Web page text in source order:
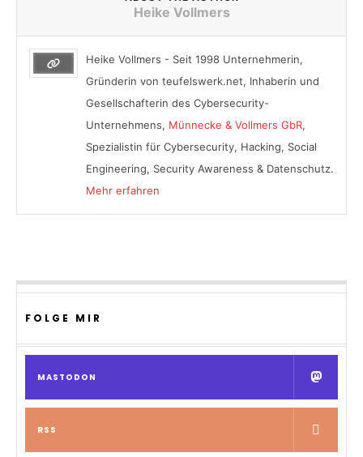
Heike Vollmers
Heike Vollmers - Seit 1998 Unternehmerin,
Gründerin von teufelswerk.net, Inhaberin und
Gesellschafterin des Cybersecurity-
Unternehmens, Münnecke & Vollmers GbR,
Spezialistin für Cybersecurity, Hacking, Social
Engineering, Security Awareness & Datenschutz.
Mehr erfahren
FOLGE MIR
MASTODON
RSS